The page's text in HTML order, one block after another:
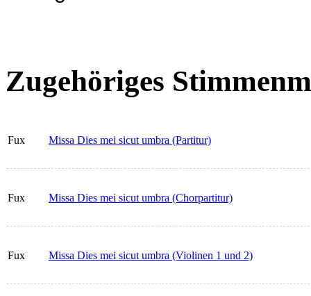
Zugehöriges
Fux Missa Dies mei sicut umbra (Partitur)
Fux Missa Dies mei sicut umbra (Chorpartitur)
Fux Missa Dies mei sicut umbra (Violinen 1 und 2)